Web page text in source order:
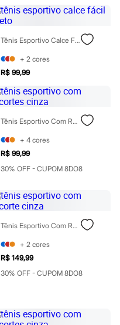
Tênis Esportivo Calce Fácil Preto
+ 2 cores
R$ 99,99
Tênis Esportivo Com Recortes Cinza
+ 4 cores
R$ 99,99
30% OFF - CUPOM 8DO8
Tênis Esportivo Com Recorte Cinza
+ 2 cores
R$ 149,99
30% OFF - CUPOM 8DO8